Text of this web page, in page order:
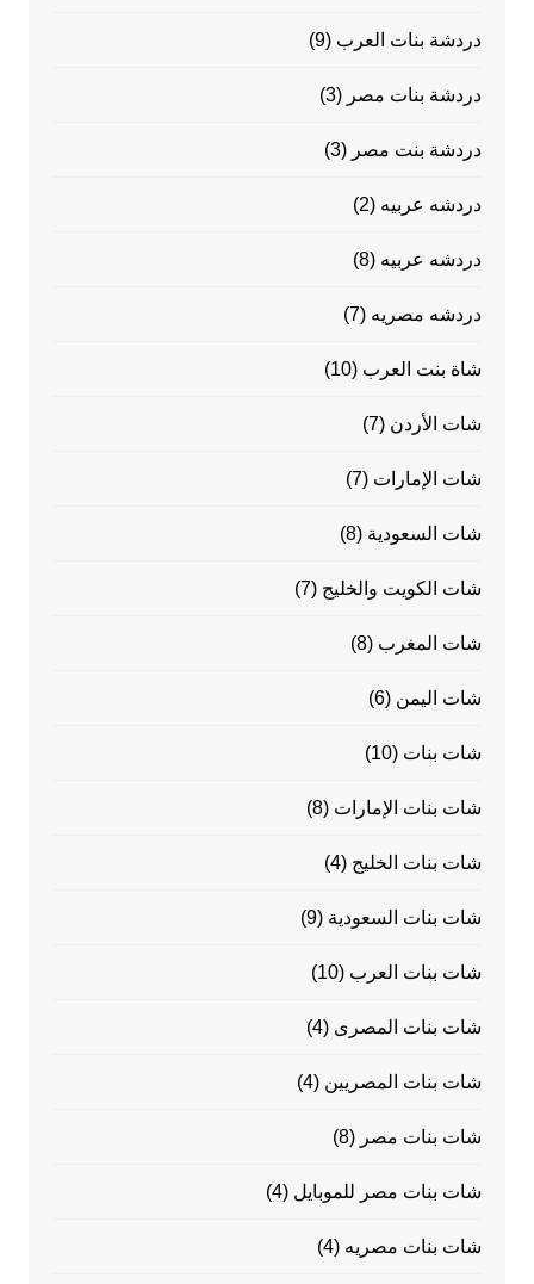
دردشة بنات العرب (9)
دردشة بنات مصر (3)
دردشة بنت مصر (3)
دردشه عربيه (2)
دردشه عربيه (8)
دردشه مصريه (7)
شاة بنت العرب (10)
شات الأردن (7)
شات الإمارات (7)
شات السعودية (8)
شات الكويت والخليج (7)
شات المغرب (8)
شات اليمن (6)
شات بنات (10)
شات بنات الإمارات (8)
شات بنات الخليج (4)
شات بنات السعودية (9)
شات بنات العرب (10)
شات بنات المصرى (4)
شات بنات المصريين (4)
شات بنات مصر (8)
شات بنات مصر للموبايل (4)
شات بنات مصريه (4)